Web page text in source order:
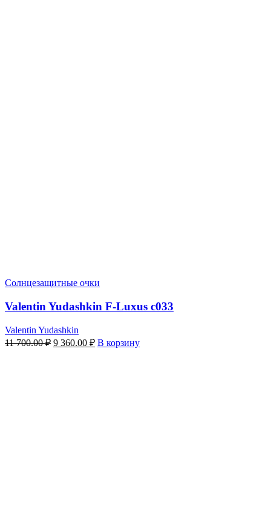
Солнцезащитные очки
Valentin Yudashkin F-Luxus c033
Valentin Yudashkin
11 700.00₽ Первоначальная
9 360.00 ₽Текущая
цена:
В корзину